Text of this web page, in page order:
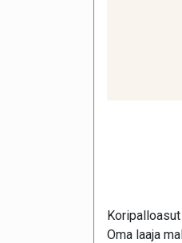
Oma laaja